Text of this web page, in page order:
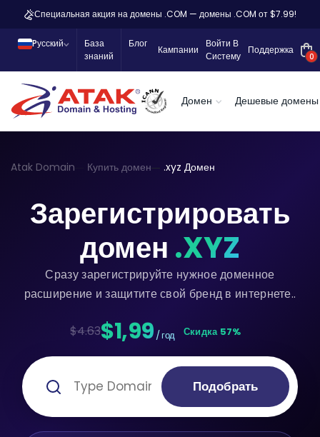
Специальная акция на домены .COM — домены .COM от $7.99!
Pусский
База
знаний
Блог
Кампании
Войти В
Систему
Поддержка
0
Домен Дешевые домены
Atak Domain Купить домен .xyz Домен
Зарегистрировать
домен .XYZ
Сразу зарегистрируйте нужное доменное
расширение и защитите свой бренд в интернете..
$4.63$1,99 / год Скидка 57%
Подобрать